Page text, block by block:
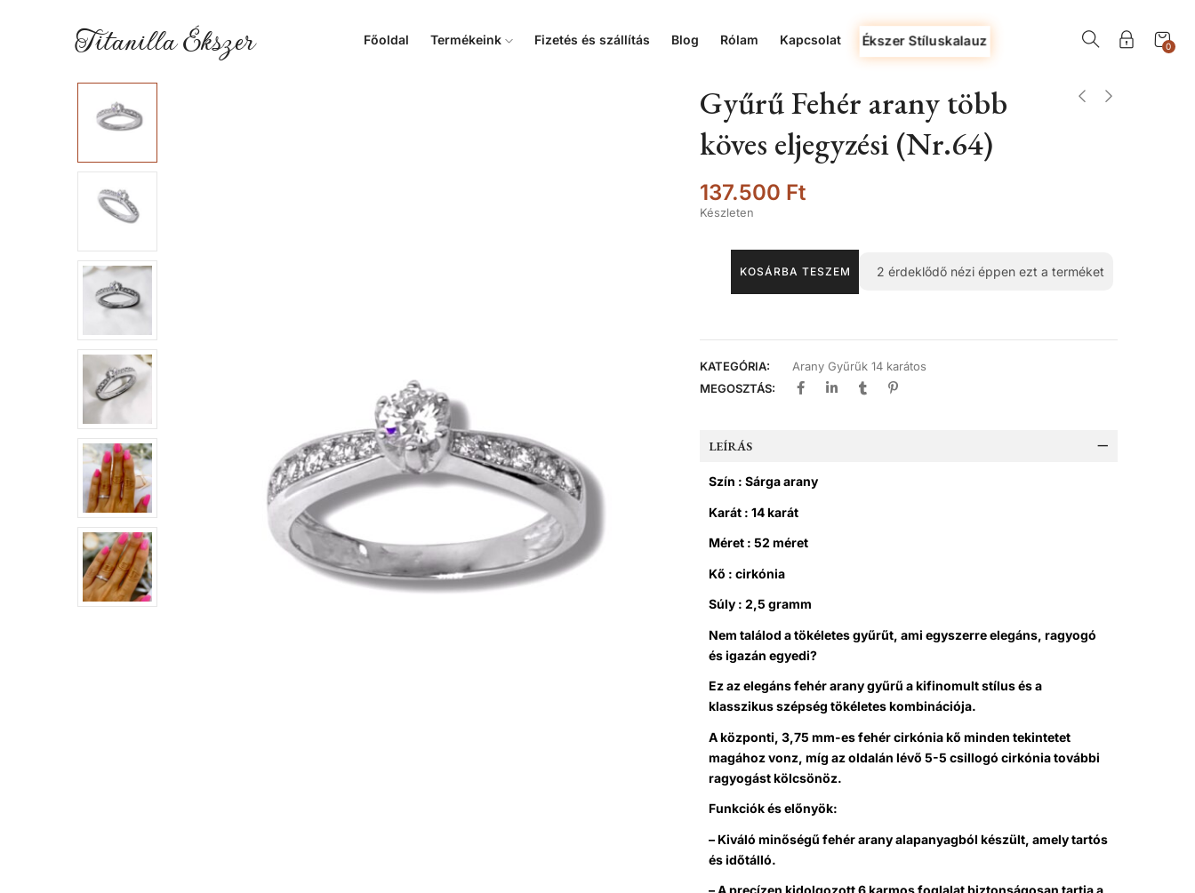
Titanilla Ékszer Főoldal Termékeink Fizetés és szállítás Blog Rólam Kapcsolat Ékszer Stíluskalauz 0
Gyűrű Fehér arany több
köves eljegyzési (Nr.64)
137.500 Ft
Készleten
KOSÁRBA TESZEM 2 érdeklődő nézi éppen ezt a terméket
KATEGÓRIA:
Arany Gyűrűk 14 karátos
MEGOSZTÁS:
LEÍRÁS
Szín : Sárga arany
Karát : 14 karát
Méret : 52 méret
Kő : cirkónia
Súly : 2,5 gramm
Nem találod a tökéletes gyűrűt, ami egyszerre elegáns, ragyogó
és igazán egyedi?
Ez az elegáns fehér arany gyűrű a kifinomult stílus és a
klasszikus szépség tökéletes kombinációja.
A központi, 3,75 mm-es fehér cirkónia kő minden tekintetet
magához vonz, míg az oldalán lévő 5-5 csillogó cirkónia további
ragyogást kölcsönöz.
Funkciók és előnyök:
– Kiváló minőségű fehér arany alapanyagból készült, amely tartós
és időtálló.